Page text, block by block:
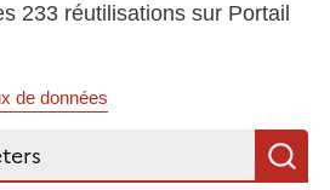
233 réutilisations sur Portail
de données